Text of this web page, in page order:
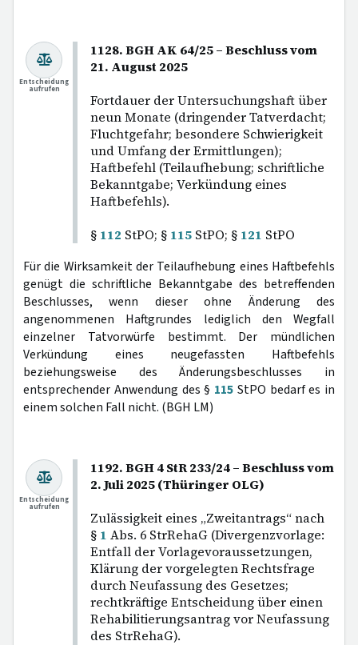
1128. BGH AK 64/25 – Beschluss vom
21. August 2025
Fortdauer der Untersuchungshaft über
neun Monate (dringender Tatverdacht;
Fluchtgefahr; besondere Schwierigkeit
und Umfang der Ermittlungen);
Haftbefehl (Teilaufhebung; schriftliche
Bekanntgabe; Verkündung eines
Haftbefehls).
§ 112 StPO; § 115 StPO; § 121 StPO
Entscheidung
aufrufen
Für die Wirksamkeit der Teilaufhebung eines Haftbefehls
genügt die schriftliche Bekanntgabe des betreffenden
Beschlusses, wenn dieser ohne Änderung des
angenommenen Haftgrundes lediglich den Wegfall
einzelner Tatvorwürfe bestimmt. Der mündlichen
Verkündung eines neugefassten Haftbefehls
beziehungsweise des Änderungsbeschlusses in
entsprechender Anwendung des § 115 StPO bedarf es in
einem solchen Fall nicht. (BGH LM)
1192. BGH 4 StR 233/24 – Beschluss vom
2. Juli 2025 (Thüringer OLG)
Zulässigkeit eines „Zweitantrags“ nach
§ 1 Abs. 6 StrRehaG (Divergenzvorlage:
Entfall der Vorlagevoraussetzungen,
Klärung der vorgelegten Rechtsfrage
durch Neufassung des Gesetzes;
rechtkräftige Entscheidung über einen
Rehabilitierungsantrag vor Neufassung
des StrRehaG).
Entscheidung
aufrufen